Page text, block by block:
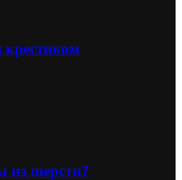
из шерсти?